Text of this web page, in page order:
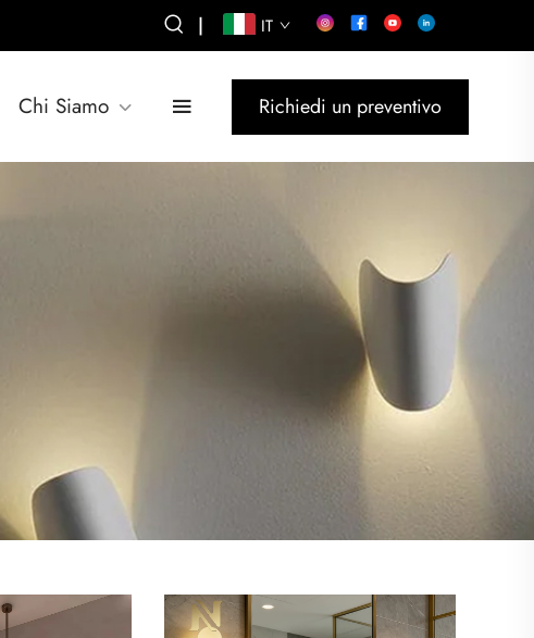
| IT
Chi Siamo Richiedi un preventivo